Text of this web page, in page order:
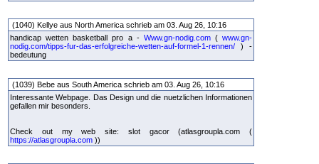
(1040) Kellye aus North America schrieb am 03. Aug 26, 10:16
handicap wetten basketball pro a - Www.gn-nodig.com( www.gn-
nodig.com/tipps-fur-das-erfolgreiche-wetten-auf-formel-1-rennen/ ) -
bedeutung
(1039) Bebe aus South America schrieb am 03. Aug 26, 10:16
Interessante Webpage. Das Design und die nuetzlichen Informationen
gefallen mir besonders.
Check out my web site: slot gacor (atlasgroupla.com (
https://atlasgroupla.com ))